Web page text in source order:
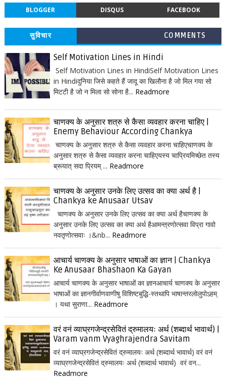
BLOGGER DISQUS FACEBOOK
सुविचार COMMENTS
Self Motivation Lines in Hindi
Self Motivation Lines in HindiSelf Motivation Lines
in Hindiदुनिया जिसे कहते हैं जादू का खिलौना है जो मिल गया सो
मिटटी है जो न मिला सो सोना है... Readmore
चाणक्य के अनुसार शत्रु से कैसा व्यवहार करना चाहिए |
Enemy Behaviour According Chankya
चाणक्य के अनुसार शत्रु से कैसा व्यवहार करना चाहिएचाणक्य के
अनुसार शत्रु से कैसा व्यवहार करना चाहिएयस्य चाप्रियमिच्छेत तस्य
ब्रूयात् सदा प्रियम् ... Readmore
चाणक्य के अनुसार उनके लिए उत्सव का क्या अर्थ है |
Chankya ke Anusaar Utsav
चाणक्य के अनुसार उनके लिए उत्सव का क्या अर्थ हैचाणक्य के
अनुसार उनके लिए उत्सव का क्या अर्थ हैआमन्त्रणोत्सवा विप्रा गावो
नवतृणोत्सवाः ।&nb... Readmore
आचार्य चाणक्य के अनुसार भाषाओं का ज्ञान | Chankya
Ke Anusaar Bhashaon Ka Gayan
आचार्य चाणक्य के अनुसार भाषाओं का ज्ञानआचार्य चाणक्य के अनुसार
भाषाओं का ज्ञानगीर्वाणवाणीषु विशिष्टबुद्धि-स्तथापि भाषान्तरलोलुपोऽहम्
। यथा सुराणा... Readmore
वरं वनं व्याघ्रगजेन्द्रसेवितं द्रुमालयः अर्थ (शब्दार्थ भावार्थ) |
Varam vanm Vyaghrajendra Savitam
वरं वनं व्याघ्रगजेन्द्रसेवितं द्रुमालयः अर्थ (शब्दार्थ भावार्थ) वरं वनं
व्याघ्रगजेन्द्रसेवितं द्रुमालयः अर्थ (शब्दार्थ भावार्थ) वरं वन...
Readmore